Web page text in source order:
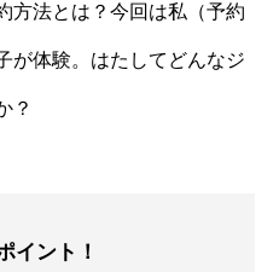
方法とは？今回は私（予約
が体験。はたしてどんなジ
？
イント！